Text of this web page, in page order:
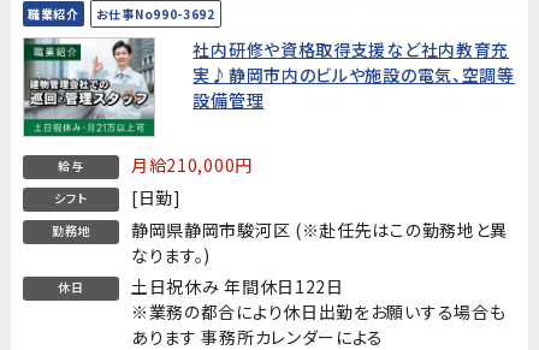
職業紹介 お仕事No990-3692
社内研修や資格取得支援など社内教育充
実♪静岡市内のビルや施設の電気、空調等
設備管理
給与 月給210,000円
シフト [日勤]
勤務地
静岡県静岡市駿河区 (※赴任先はこの勤務地と異
なります。)
休日
土日祝休み 年間休日122日
※業務の都合により休日出勤をお願いする場合も
あります 事務所カレンダーによる